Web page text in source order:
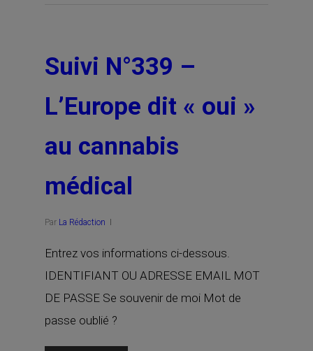
Suivi N°339 –
L’Europe dit « oui »
au cannabis
médical
Par La Rédaction
Entrez vos informations ci-dessous.
IDENTIFIANT OU ADRESSE EMAIL MOT
DE PASSE Se souvenir de moi Mot de
passe oublié ?